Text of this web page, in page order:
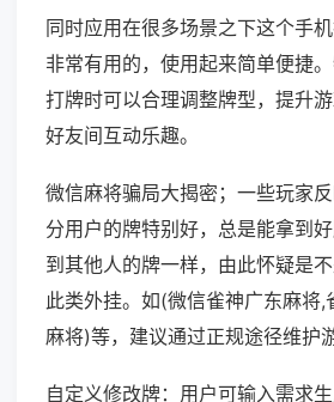
同时应用在很多场景之下这个手
非常有用的，使用起来简单便捷
打牌时可以合理调整牌型，提升
好友间互动乐趣。
微信麻将骗局大揭密；一些玩家
分用户的牌特别好，总是能拿到
到其他人的牌一样，由此怀疑是
此类外挂。如(微信雀神广东麻将,
麻将)等，建议通过正规途径维护
自定义修改牌：用户可输入需求生